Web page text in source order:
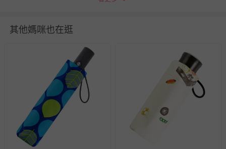
開，再行展開雨傘。
商品運送限制：出貨地限台灣本島
您所購買的商品享有7天的鑑賞期／猶豫期權益，但此期間
並非試用期，您所退回的商品必須是未經使用的全新狀態，
包含完整包裝、配件、說明文件及贈品等。
如需退換貨，請於收到商品7天（含例假日內提出），如為
其他媽咪也在逛